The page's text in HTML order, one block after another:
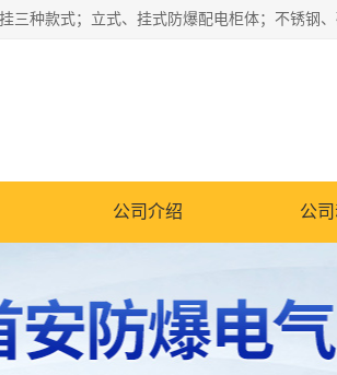
公司介绍 公